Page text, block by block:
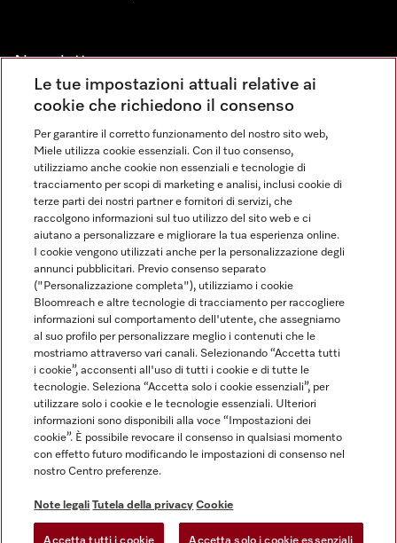
Newsletter
Linguaggio
ITALIANO
Note Legali
Tutela della privacy
Miele su YoutubeMiele su Instagram
Miele su Facebook
Miele on Pinterest
Miele su LinkedIn
Le tue impostazioni attuali relative ai
cookie che richiedono il consenso
Per garantire il corretto funzionamento del nostro sito web,
Miele utilizza cookie essenziali. Con il tuo consenso,
utilizziamo anche cookie non essenziali e tecnologie di
tracciamento per scopi di marketing e analisi, inclusi cookie di
terze parti dei nostri partner e fornitori di servizi, che
raccolgono informazioni sul tuo utilizzo del sito web e ci
aiutano a personalizzare e migliorare la tua esperienza online.
I cookie vengono utilizzati anche per la personalizzazione degli
annunci pubblicitari. Previo consenso separato
("Personalizzazione completa"), utilizziamo i cookie
Bloomreach e altre tecnologie di tracciamento per raccogliere
informazioni sul comportamento dell'utente, che assegniamo
al suo profilo per personalizzare meglio i contenuti che le
mostriamo attraverso vari canali. Selezionando “Accetta tutti
i cookie”, acconsenti all'uso di tutti i cookie e di tutte le
tecnologie. Seleziona “Accetta solo i cookie essenziali”, per
utilizzare solo i cookie e le tecnologie essenziali. Ulteriori
informazioni sono disponibili alla voce “Impostazioni dei
cookie”. È possibile revocare il consenso in qualsiasi momento
con effetto futuro modificando le impostazioni di consenso nel
nostro Centro preferenze.
Note legali Tutela della privacy Cookie